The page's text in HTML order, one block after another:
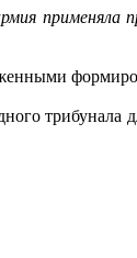
применяла
трибунала